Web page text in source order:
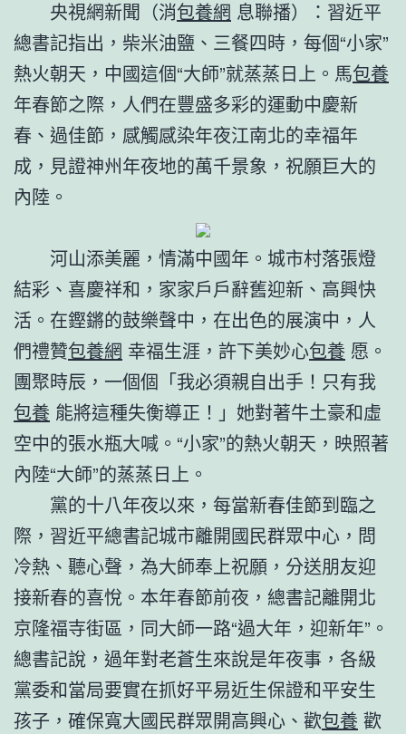
央視網新聞（消包養網 息聯播）：習近平
總書記指出，柴米油鹽、三餐四時，每個“小家”
熱火朝天，中國這個“大師”就蒸蒸日上。馬包養
年春節之際，人們在豐盛多彩的運動中慶新
春、過佳節，感觸感染年夜江南北的幸福年
成，見證神州年夜地的萬千景象，祝願巨大的
內陸。
河山添美麗，情滿中國年。城市村落張燈
結彩、喜慶祥和，家家戶戶辭舊迎新、高興快
活。在鏗鏘的鼓樂聲中，在出色的展演中，人
們禮贊包養網 幸福生涯，許下美妙心包養 愿。
團聚時辰，一個個「我必須親自出手！只有我
包養 能將這種失衡導正！」她對著牛土豪和虛
空中的張水瓶大喊。“小家”的熱火朝天，映照著
內陸“大師”的蒸蒸日上。
黨的十八年夜以來，每當新春佳節到臨之
際，習近平總書記城市離開國民群眾中心，問
冷熱、聽心聲，為大師奉上祝願，分送朋友迎
接新春的喜悅。本年春節前夜，總書記離開北
京隆福寺街區，同大師一路“過大年，迎新年”。
總書記說，過年對老蒼生來說是年夜事，各級
黨委和當局要實在抓好平易近生保證和平安生
孩子，確保寬大國民群眾開高興心、歡包養 歡